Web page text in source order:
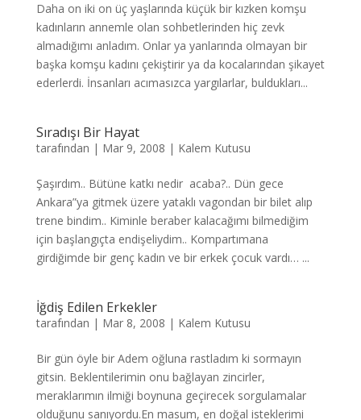
Daha on iki on üç yaşlarında küçük bir kızken komşu
kadınların annemle olan sohbetlerinden hiç zevk
almadığımı anladım. Onlar ya yanlarında olmayan bir
başka komşu kadını çekiştirir ya da kocalarından şikayet
ederlerdi. İnsanları acımasızca yargılarlar, buldukları...
Sıradışı Bir Hayat
tarafından | Mar 9, 2008 | Kalem Kutusu
Şaşırdım.. Bütüne katkı nedir acaba?.. Dün gece
Ankara”ya gitmek üzere yataklı vagondan bir bilet alıp
trene bindim.. Kiminle beraber kalacağımı bilmediğim
için başlangıçta endişeliydim.. Kompartımana
girdiğimde bir genç kadın ve bir erkek çocuk vardı… ...
İğdiş Edilen Erkekler
tarafından | Mar 8, 2008 | Kalem Kutusu
Bir gün öyle bir Adem oğluna rastladım ki sormayın
gitsin. Beklentilerimin onu bağlayan zincirler,
meraklarımın ilmiği boynuna geçirecek sorgulamalar
olduğunu sanıyordu.En masum, en doğal isteklerimi